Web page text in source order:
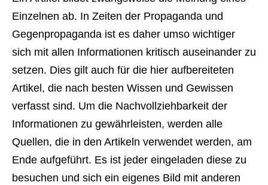
Einzelnen ab. In Zeiten der Propaganda und
Gegenpropaganda ist es daher umso wichtiger
sich mit allen Informationen kritisch auseinander zu
setzen. Dies gilt auch für die hier aufbereiteten
Artikel, die nach besten Wissen und Gewissen
verfasst sind. Um die Nachvollziehbarkeit der
Informationen zu gewährleisten, werden alle
Quellen, die in den Artikeln verwendet werden, am
Ende aufgeführt. Es ist jeder eingeladen diese zu
besuchen und sich ein eigenes Bild mit anderen